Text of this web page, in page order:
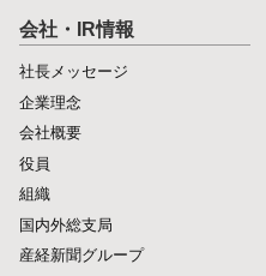
会社・IR情報
社長メッセージ
企業理念
会社概要
役員
組織
国内外総支局
産経新聞グループ